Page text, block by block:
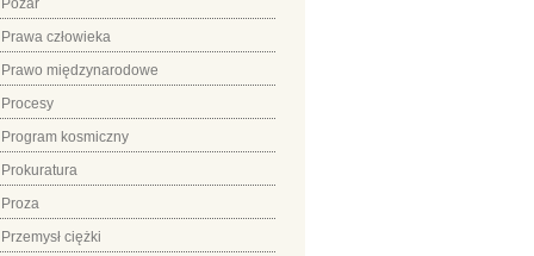
Pożar
Prawa człowieka
Prawo międzynarodowe
Procesy
Program kosmiczny
Prokuratura
Proza
Przemysł ciężki